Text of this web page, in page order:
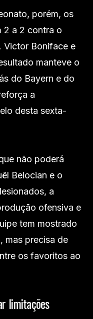
porém, os
2 a 2 contra o
Victor Boniface e
manteve o
do Bayern e do
a
desta sexta-
não poderá
Belocian e o
a
ofensiva e
tem mostrado
mas precisa de
os favoritos ao
limitações